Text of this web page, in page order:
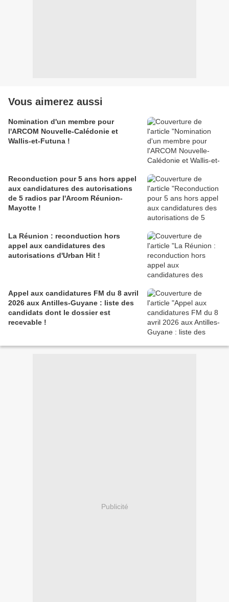
Vous aimerez aussi
Nomination d'un membre pour
l'ARCOM Nouvelle-Calédonie et
Wallis-et-Futuna !
Reconduction pour 5 ans hors appel
aux candidatures des autorisations
de 5 radios par l'Arcom Réunion-
Mayotte !
La Réunion : reconduction hors
appel aux candidatures des
autorisations d'Urban Hit !
Appel aux candidatures FM du 8 avril
2026 aux Antilles-Guyane : liste des
candidats dont le dossier est
recevable !
Publicité